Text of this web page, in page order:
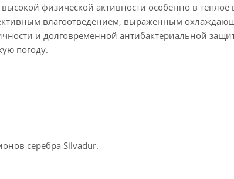
физической активности особенно в тёплое
влагоотведением, выраженным
и долговременной антибактериальной
погоду.
серебра Silvadur.